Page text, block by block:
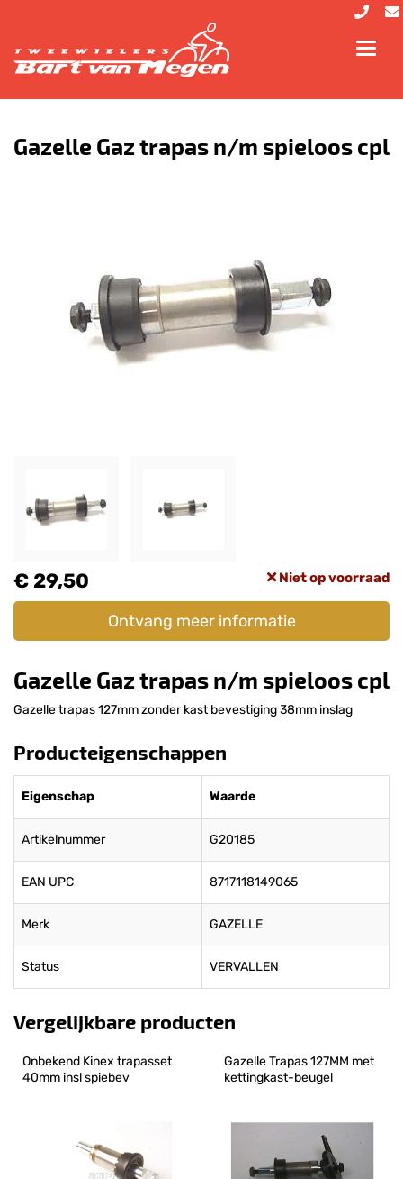
Gazelle Gaz trapas n/m spieloos cpl
€ 29,50 Niet op voorraad
Ontvang meer informatie
Gazelle Gaz trapas n/m spieloos cpl
Gazelle trapas 127mm zonder kast bevestiging 38mm inslag
Producteigenschappen
Eigenschap Waarde
Artikelnummer G20185
EAN UPC 8717118149065
Merk GAZELLE
Status VERVALLEN
Vergelijkbare producten
Onbekend Kinex trapasset
40mm insl spiebev
Gazelle Trapas 127MM met
kettingkast-beugel